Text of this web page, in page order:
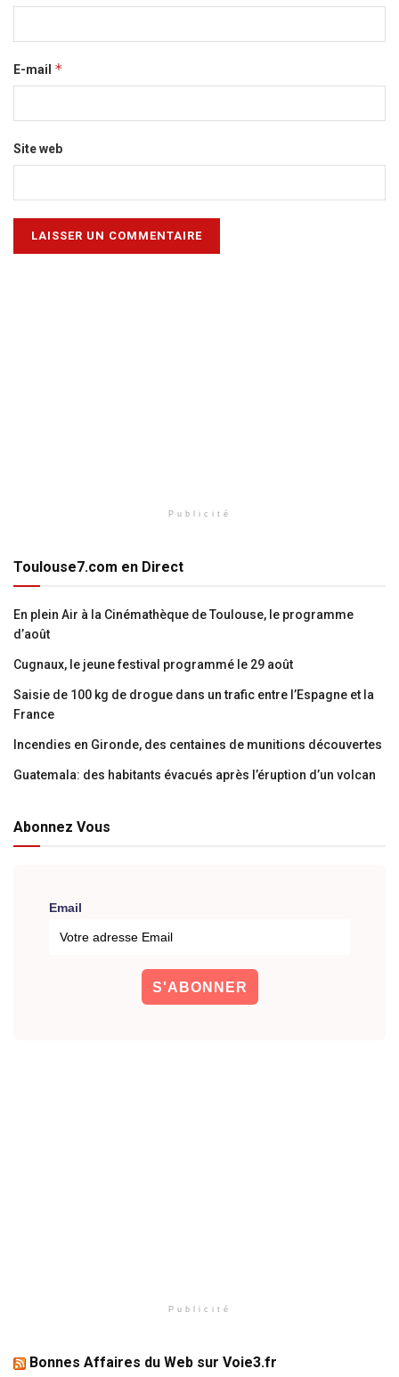
E-mail *
Site web
Publicité
Toulouse7.com en Direct
En plein Air à la Cinémathèque de Toulouse, le programme
d’août
Cugnaux, le jeune festival programmé le 29 août
Saisie de 100 kg de drogue dans un trafic entre l’Espagne et la
France
Incendies en Gironde, des centaines de munitions découvertes
Guatemala: des habitants évacués après l’éruption d’un volcan
Abonnez Vous
Email
Publicité
Bonnes Affaires du Web sur Voie3.fr